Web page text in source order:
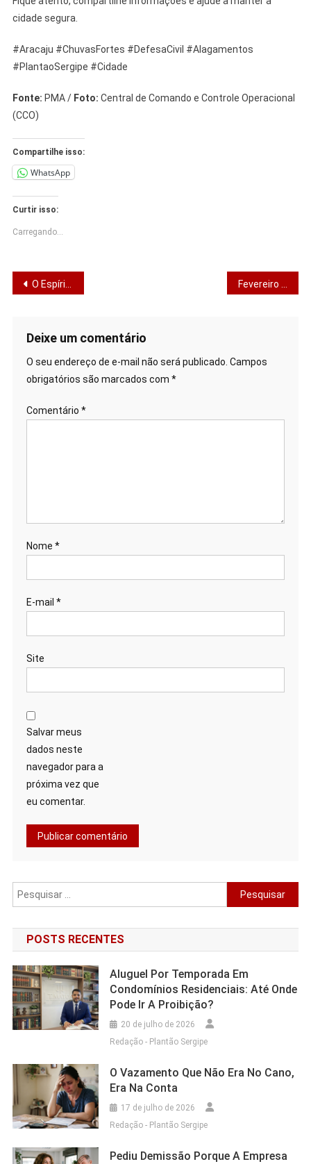
cidade segura.
#Aracaju #ChuvasFortes #DefesaCivil #Alagamentos
#PlantaoSergipe #Cidade
Fonte: PMA / Foto: Central de Comando e Controle Operacional
(CCO)
Compartilhe isso:
WhatsApp
Curtir isso:
Carregando...
Navegação
Post
O Espírito Santo Habita em Nós Fevereiro Roxo destaca lúpus e importância do diagnóstico antecipado
Deixe um comentário
O seu endereço de e-mail não será publicado. Campos
obrigatórios são marcados com *
Comentário *
Nome *
E-mail *
Site
Salvar meus
dados neste
navegador para a
próxima vez que
eu comentar.
Pesquisar
por:
POSTS RECENTES
Aluguel Por Temporada Em
Condomínios Residenciais: Até Onde
Pode Ir A Proibição?
20 de julho de 2026
Redação - Plantão Sergipe
O Vazamento Que Não Era No Cano,
Era Na Conta
17 de julho de 2026
Redação - Plantão Sergipe
Pediu Demissão Porque A Empresa